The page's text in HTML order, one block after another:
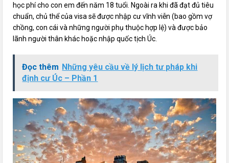
học phí cho con em đến năm 18 tuổi. Ngoài ra khi đã đạt đủ tiêu
chuẩn, chủ thể của visa sẽ được nhập cư vĩnh viễn (bao gồm vợ
chồng, con cái và những người phụ thuộc hợp lệ) và được bảo
lãnh người thân khác hoặc nhập quốc tịch Úc.
Đọc thêm Những yêu cầu về lý lịch tư pháp khi
định cư Úc – Phần 1